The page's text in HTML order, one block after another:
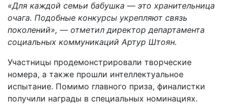
«Для каждой семьи бабушка — это хранительница
очага. Подобные конкурсы укрепляют связь
поколений», — отметил директор департамента
социальных коммуникаций Артур Штоян.
Участницы продемонстрировали творческие
номера, а также прошли интеллектуальное
испытание. Помимо главного приза, финалистки
получили награды в специальных номинациях.